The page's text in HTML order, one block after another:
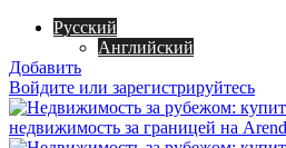
Русский
Английский
Добавить
Войдите или зарегистрируйтесь